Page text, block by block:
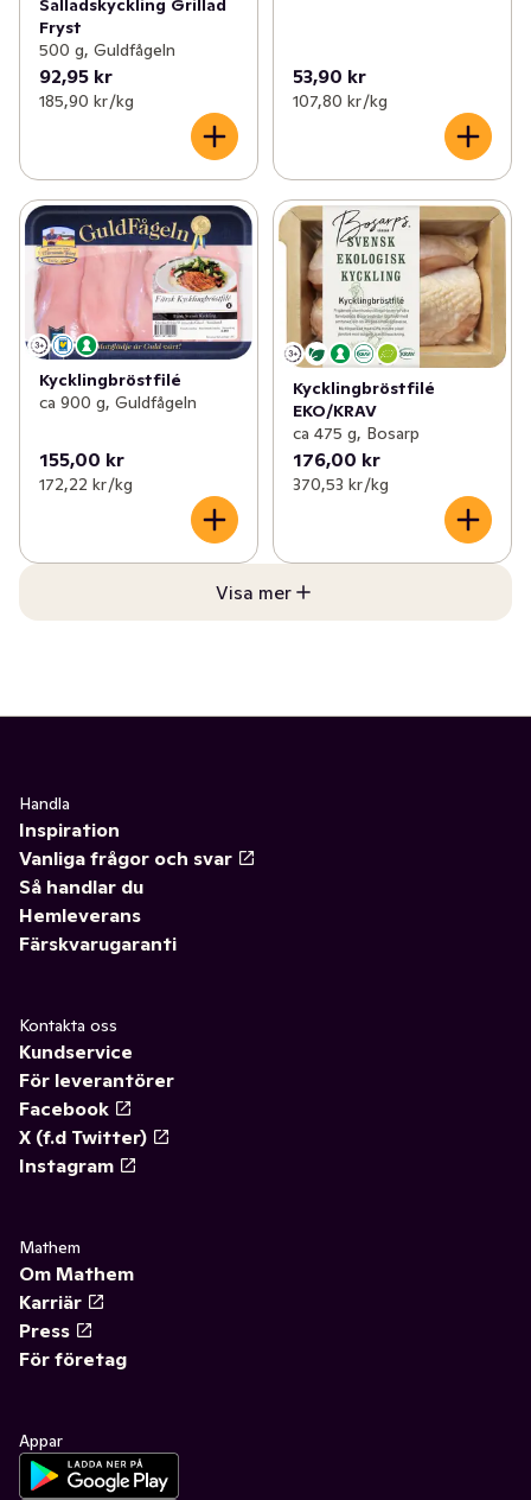
Salladskyckling Grillad
Fryst
500 g, Guldfågeln
92,95 kr
185,90 kr /kg
53,90 kr
107,80 kr /kg
Kycklingbröstfilé
ca 900 g, Guldfågeln
155,00 kr
172,22 kr /kg
Kycklingbröstfilé
EKO/KRAV
ca 475 g, Bosarp
176,00 kr
370,53 kr /kg
Visa mer
Handla
Inspiration
Vanliga frågor och svar
Så handlar du
Hemleverans
Färskvarugaranti
Kontakta oss
Kundservice
För leverantörer
Facebook
X (f.d Twitter)
Instagram
Mathem
Om Mathem
Karriär
Press
För företag
Appar